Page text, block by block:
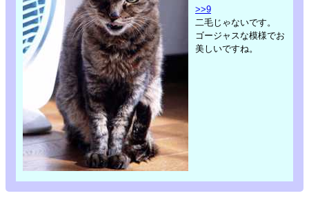
>>9
二毛じゃないです。
ゴージャスな模様でお
美しいですね。